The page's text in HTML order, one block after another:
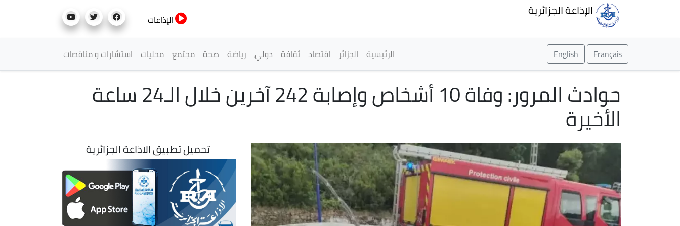
الإذاعة الجزائرية
الإذاعات
Français
English القائمة الرئيسية
الرئيسية الجزائر اقتصاد ثقافة دولي رياضة صحة مجتمع محليات استشارات و مناقصات
حوادث المرور: وفاة 10 أشخاص وإصابة 242 آخرين خلال الـ24 ساعة
الأخيرة
تحميل تطبيق الاذاعة الجزائرية